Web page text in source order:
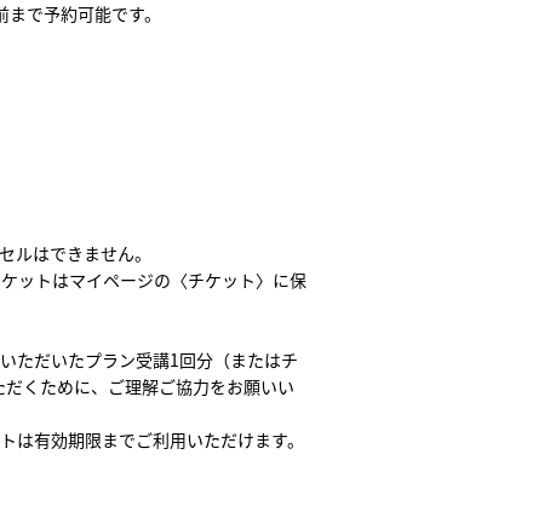
で予約可能です。
はできません。
ットはマイページの〈チケット〉に保
ただいたプラン受講1回分（またはチ
くために、ご理解ご協力をお願いい
有効期限までご利用いただけます。